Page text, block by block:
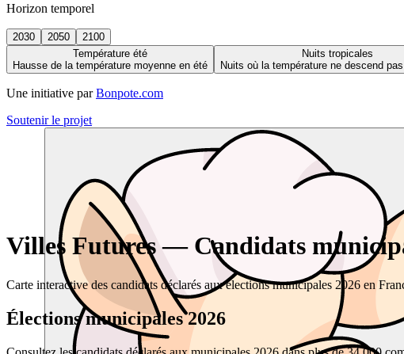
Horizon temporel
2030 2050
2100
Température été
Hausse de la température moyenne en été
Nuits tropicales
Nuits où la température ne descend
Une initiative par Bonpote.com
Soutenir le projet
Villes Futures — Candidats
Carte interactive des candidats déclarés aux élections municipales 2026 en
Élections municipales 2026